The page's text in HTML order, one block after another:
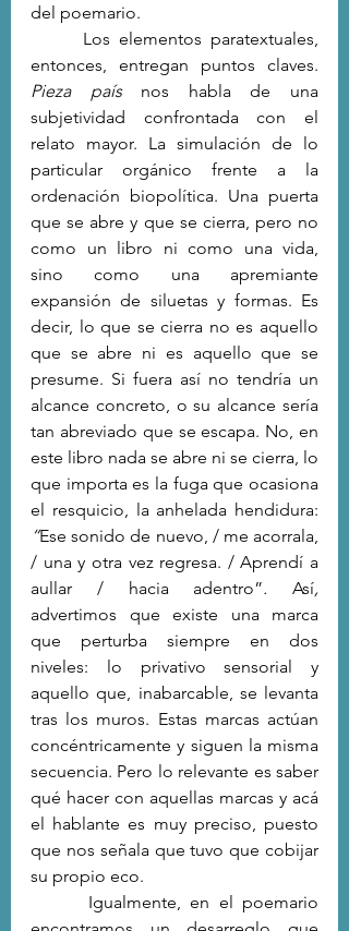
del poemario.
Pieza país nos habla de una
subjetividad confrontada con el
relato mayor. La simulación de lo
particular orgánico frente a la
ordenación biopolítica. Una puerta
que se abre y que se cierra, pero no
como un libro ni como una vida,
sino como una apremiante
expansión de siluetas y formas. Es
decir, lo que se cierra no es aquello
que se abre ni es aquello que se
presume. Si fuera así no tendría un
alcance concreto, o su alcance sería
tan abreviado que se escapa. No, en
este libro nada se abre ni se cierra, lo
que importa es la fuga que ocasiona
“Ese sonido de nuevo, / me acorrala,
/ una y otra vez regresa. / Aprendí a
aullar / hacia adentro”. Así
advertimos que existe una marca
que perturba siempre en dos
niveles: lo privativo sensorial y
aquello que, inabarcable, se levanta
tras los muros. Estas marcas actúan
concéntricamente y siguen la misma
secuencia. Pero lo relevante es saber
qué hacer con aquellas marcas y acá
el hablante es muy preciso, puesto
que nos señala que tuvo que cobijar
su propio eco.